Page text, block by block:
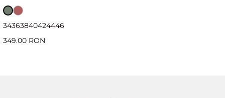
34363840424446
349.00 RON